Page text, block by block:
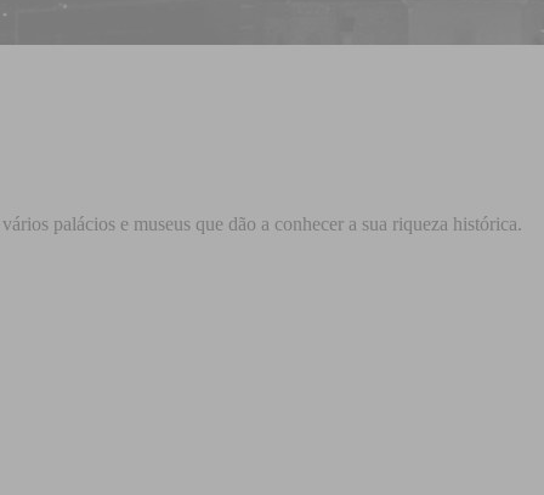
palácios e museus que dão a conhecer a sua riqueza histórica.